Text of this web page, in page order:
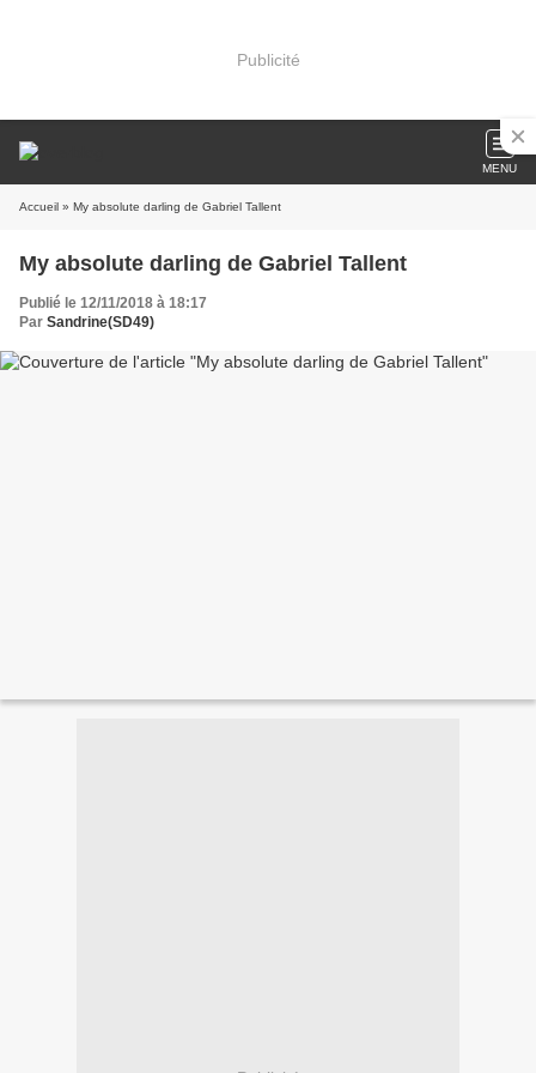
Publicité
MENU
Accueil » My absolute darling de Gabriel Tallent
My absolute darling de Gabriel Tallent
Publié le 12/11/2018 à 18:17
Par Sandrine(SD49)